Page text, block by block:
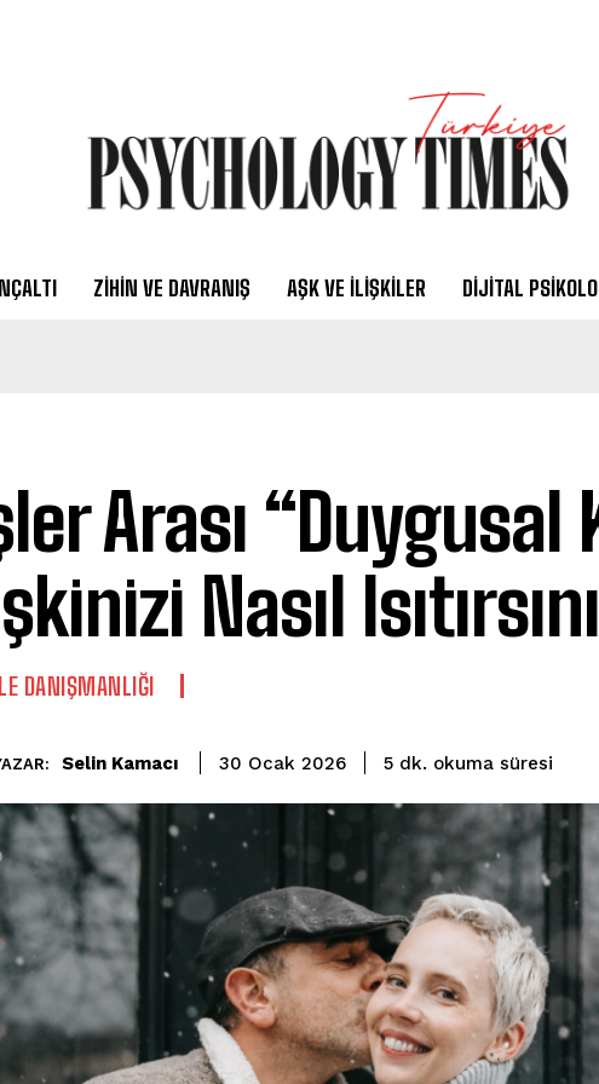
ZIHIN VE DAVRANIŞ AŞK VE İLIŞKILER DIJITAL
Arası “Duygusal
Nasıl
DANIŞMANLIĞI
Selin Kamacı 30 Ocak 2026 5 dk. okuma süresi